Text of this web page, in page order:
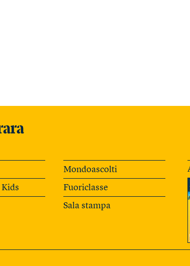
Mondoascolti
Fuoriclasse
Sala stampa